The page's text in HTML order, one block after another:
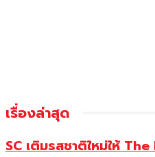
เรื่องล่าสุด
SC เติมรสชาติใหม่ให้